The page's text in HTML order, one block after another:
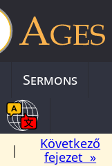
Sermons
|
Következő
fejezet »